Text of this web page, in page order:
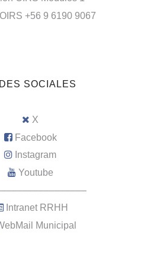
+56 9 6190 9067
SOCIALES
X
Facebook
Instagram
Youtube
Intranet RRHH
Municipal